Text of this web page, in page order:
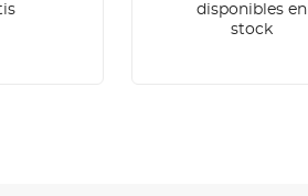
disponibles en
stock